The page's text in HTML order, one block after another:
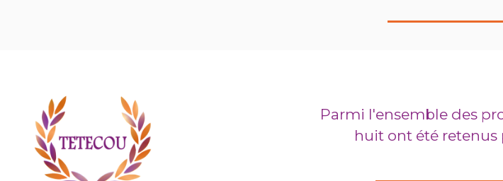
Parmi l'ensemble des
huit ont été retenus